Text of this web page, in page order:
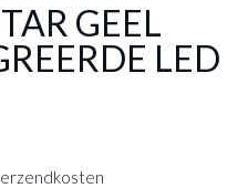
GEEL
LED